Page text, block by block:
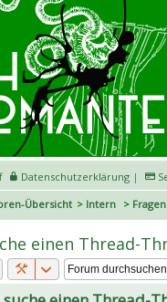
Datenschutzerklärung |
Übersicht Intern
einen Thread-